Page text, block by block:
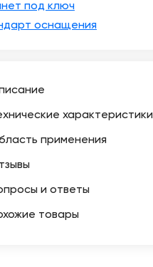
под ключ
оснащения
характеристики
применения
и ответы
товары